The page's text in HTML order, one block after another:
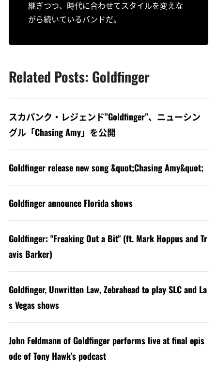
継ぎつつ、時代に合わせてスタイルを変えな
がら続いているバンドだ。
Related Posts: Goldfinger
スカパンク・レジェンド”Goldfinger”、ニューシン
グル「Chasing Amy」を公開
Goldfinger release new song &quot;Chasing Amy&quot;
Goldfinger announce Florida shows
Goldfinger: "Freaking Out a Bit" (ft. Mark Hoppus and Tr
avis Barker)
Goldfinger, Unwritten Law, Zebrahead to play SLC and La
s Vegas shows
John Feldmann of Goldfinger performs live at final epis
ode of Tony Hawk’s podcast